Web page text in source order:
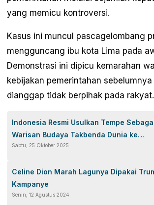
yang memicu kontroversi.
Kasus ini muncul pascagelombang
mengguncang ibu kota Lima pada
Demonstrasi ini dipicu kemarahan
kebijakan pemerintahan
dianggap tidak berpihak pada rakyat.
Indonesia Resmi Usulkan Tempe
Warisan Budaya Takbenda Dunia ke
UNESCO
Sabtu, 25 Oktober 2025
Celine Dion Marah Lagunya Dipakai
Kampanye
Senin, 12 Agustus 2024